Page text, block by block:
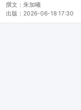
撰文： 朱加曦
出版： 2026-06-18 17:30